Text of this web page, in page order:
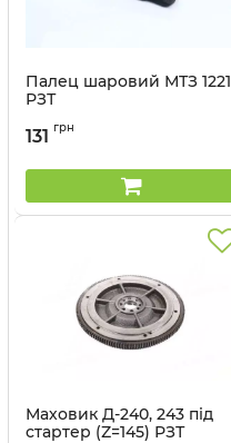
Палец шаровий МТЗ 1221
РЗТ
131 грн
Маховик Д-240, 243 під
стартер (Z=145) РЗТ